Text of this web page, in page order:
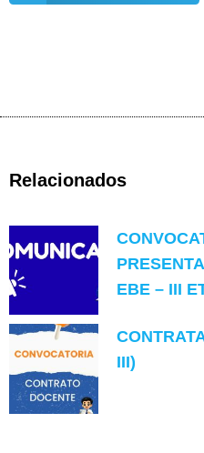
Relacionados
EBE – III
III)